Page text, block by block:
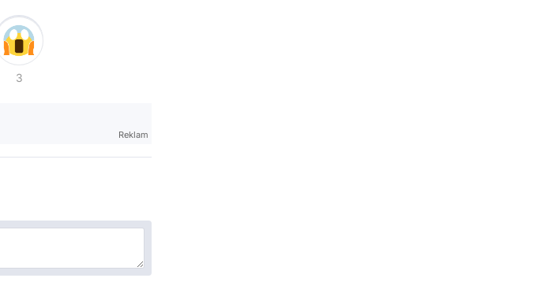
3
Reklam